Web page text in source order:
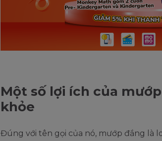
Một số lợi ích của
khỏe
Đúng với tên gọi của nó, mướp đắng là